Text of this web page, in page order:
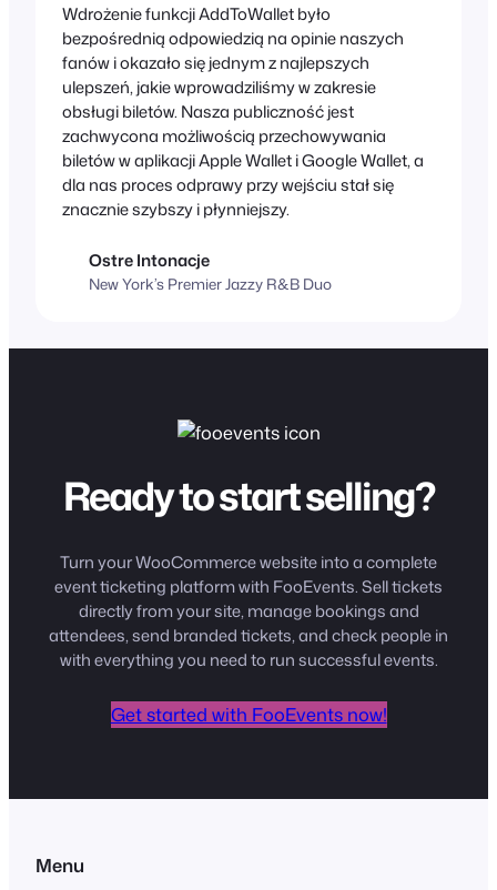
Wdrożenie funkcji AddToWallet było
bezpośrednią odpowiedzią na opinie naszych
fanów i okazało się jednym z najlepszych
ulepszeń, jakie wprowadziliśmy w zakresie
obsługi biletów. Nasza publiczność jest
zachwycona możliwością przechowywania
biletów w aplikacji Apple Wallet i Google Wallet, a
dla nas proces odprawy przy wejściu stał się
znacznie szybszy i płynniejszy.
Ostre Intonacje
New York’s Premier Jazzy R&B Duo
Ready to start selling?
Turn your WooCommerce website into a complete
event ticketing platform with FooEvents. Sell tickets
directly from your site, manage bookings and
attendees, send branded tickets, and check people in
with everything you need to run successful events.
Get started with FooEvents now!
Menu